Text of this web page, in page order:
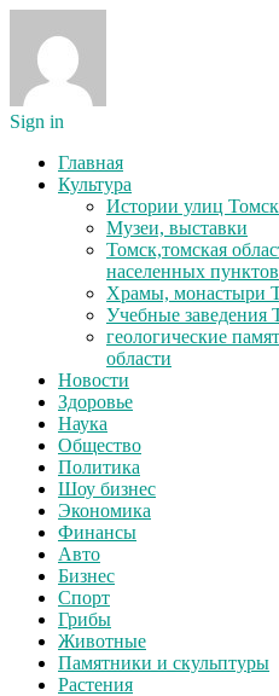
Sign in
Главная
Культура
Истории улиц
Музеи, выставки
Томск,томская
населенных пунктов
Храмы, монастыри
Учебные заведения
геологические
области
Новости
Здоровье
Наука
Общество
Политика
Шоу бизнес
Экономика
Финансы
Авто
Бизнес
Спорт
Грибы
Животные
Памятники и скульптуры
Растения